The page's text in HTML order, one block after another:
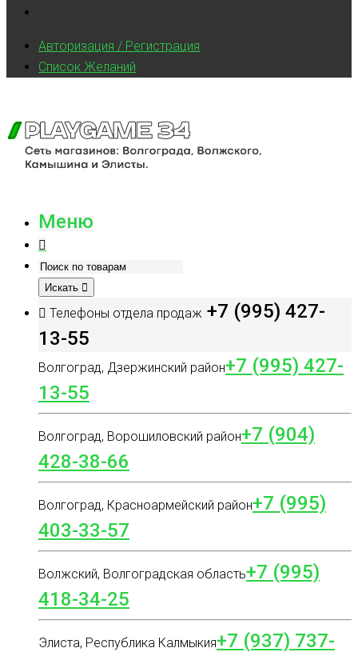
Авторизация / Регистрация
Список Желаний
Меню
Искать
Телефоны отдела продаж +7 (995) 427-
13-55
Волгоград, Дзержинский район+7 (995) 427-
13-55
Волгоград, Ворошиловский район+7 (904)
428-38-66
Волгоград, Красноармейский район+7 (995)
403-33-57
Волжский, Волгоградская область+7 (995)
418-34-25
Элиста, Республика Калмыкия+7 (937) 737-